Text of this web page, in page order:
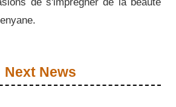
Next News